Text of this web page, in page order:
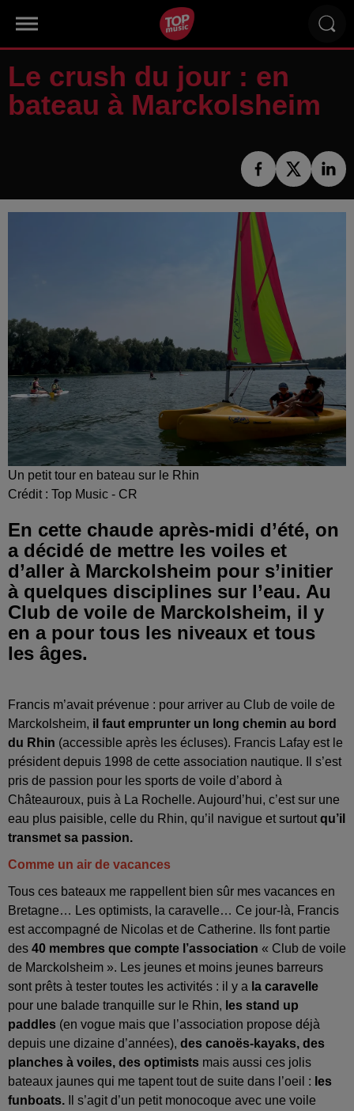
Le crush du jour : en
bateau à Marckolsheim
Un petit tour en bateau sur le Rhin
Crédit : Top Music - CR
En cette chaude après-midi d’été, on
a décidé de mettre les voiles et
d’aller à Marckolsheim pour s’initier
à quelques disciplines sur l’eau. Au
Club de voile de Marckolsheim, il y
en a pour tous les niveaux et tous
les âges.
Francis m’avait prévenue : pour arriver au Club de voile de
Marckolsheim, il faut emprunter un long chemin au bord
du Rhin (accessible après les écluses). Francis Lafay est le
président depuis 1998 de cette association nautique. Il s’est
pris de passion pour les sports de voile d’abord à
Châteauroux, puis à La Rochelle. Aujourd’hui, c’est sur une
eau plus paisible, celle du Rhin, qu’il navigue et surtoutqu’il
transmet sa passion.
Comme un air de vacances
Tous ces bateaux me rappellent bien sûr mes vacances en
Bretagne… Les optimists, la caravelle… Ce jour-là, Francis
est accompagné de Nicolas et de Catherine. Ils font partie
des 40 membres que compte l’association « Club de voile
de Marckolsheim ». Les jeunes et moins jeunes barreurs
sont prêts à tester toutes les activités : il y a la caravelle
pour une balade tranquille sur le Rhin, les stand up
paddles (en vogue mais que l’association propose déjà
depuis une dizaine d’années), des canoës-kayaks, des
planches à voiles, des optimists mais aussi ces jolis
bateaux jaunes qui me tapent tout de suite dans l’oeil : les
funboats. Il s’agit d’un petit monocoque avec une voile